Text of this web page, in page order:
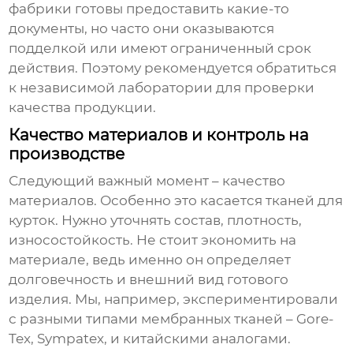
фабрики готовы предоставить какие-то
документы, но часто они оказываются
подделкой или имеют ограниченный срок
действия. Поэтому рекомендуется обратиться
к независимой лаборатории для проверки
качества продукции.
Качество материалов и контроль на
производстве
Следующий важный момент – качество
материалов. Особенно это касаетсятканей для
курток. Нужно уточнять состав, плотность,
износостойкость. Не стоит экономить на
материале, ведь именно он определяет
долговечность и внешний вид готового
изделия. Мы, например, экспериментировали
с разными типами мембранных тканей – Gore-
Tex, Sympatex, и китайскими аналогами.